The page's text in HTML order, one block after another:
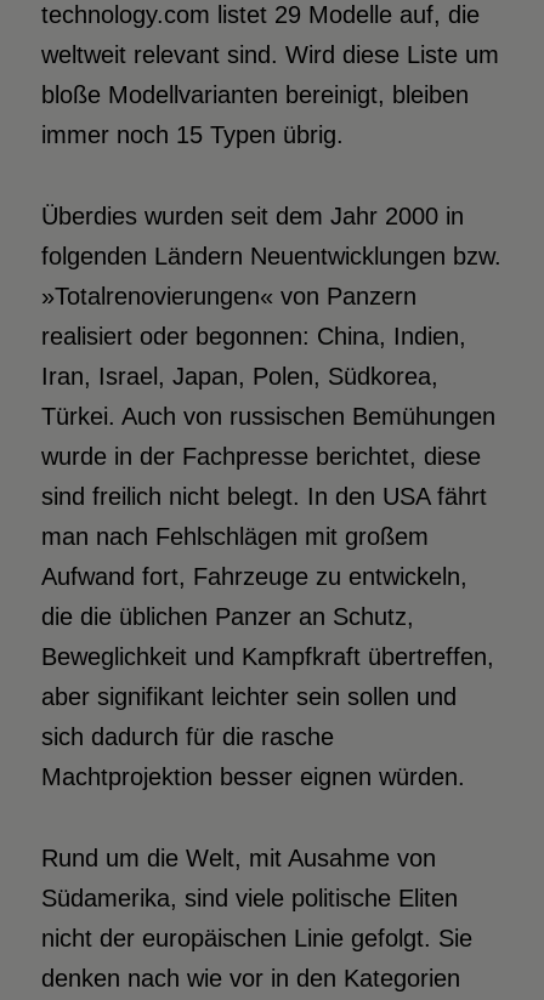
technology.com listet 29 Modelle auf, die
weltweit relevant sind. Wird diese Liste um
bloße Modellvarianten bereinigt, bleiben
immer noch 15 Typen übrig.
Überdies wurden seit dem Jahr 2000 in
folgenden Ländern Neuentwicklungen bzw.
»Totalrenovierungen« von Panzern
realisiert oder begonnen: China, Indien,
Iran, Israel, Japan, Polen, Südkorea,
Türkei. Auch von russischen Bemühungen
wurde in der Fachpresse berichtet, diese
sind freilich nicht belegt. In den USA fährt
man nach Fehlschlägen mit großem
Aufwand fort, Fahrzeuge zu entwickeln,
die die üblichen Panzer an Schutz,
Beweglichkeit und Kampfkraft übertreffen,
aber signifikant leichter sein sollen und
sich dadurch für die rasche
Machtprojektion besser eignen würden.
Rund um die Welt, mit Ausahme von
Südamerika, sind viele politische Eliten
nicht der europäischen Linie gefolgt. Sie
denken nach wie vor in den Kategorien